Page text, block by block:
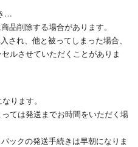
…
品削除する場合があります。
され、他と被ってしまった場合、
ルさせていただくことがありま
ります。
ては発送までお時間をいただく場
ックの発送手続きは早朝になりま